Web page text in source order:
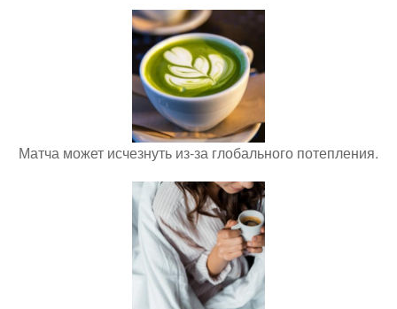
Матча может исчезнуть из-за глобального потепления.